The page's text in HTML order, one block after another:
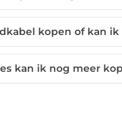
kopen of kan
kan ik nog meer